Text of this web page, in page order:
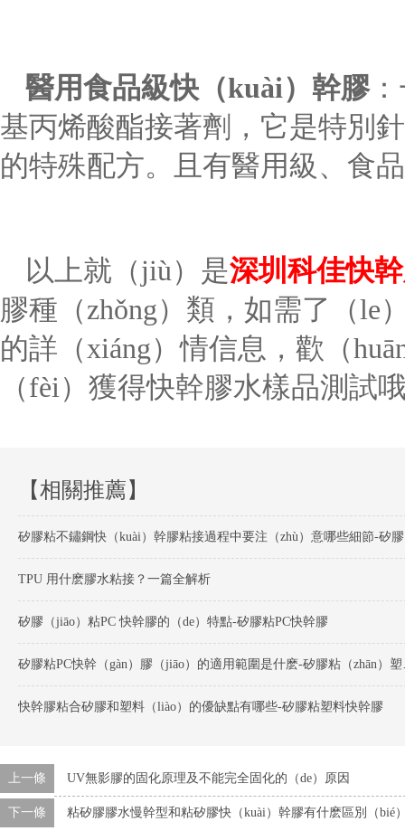
醫用食品級快（kuài）幹膠：
基丙烯酸酯接著劑，它是特別
的特殊配方。且有醫用級、食
以上就（jiù）是深圳科佳快
膠種（zhǒng）類，如需了（le
的詳（xiáng）情信息，歡（
（fèi）獲得快幹膠水樣品測試
【相關推薦】
TPU 用什麽膠水粘接？一篇全解析
矽膠（jiāo）粘PC 快幹膠的（de）特點-矽膠粘PC快幹膠
矽膠粘
快幹膠粘合矽膠和塑料（liào）的優缺點有哪些-矽膠粘塑料快幹膠
上一條 UV無影膠的固化原理及不能完全固化的（de）原因
下一條 粘矽膠膠水慢幹型和粘矽膠快（kuài）幹膠有什麽區別（bié